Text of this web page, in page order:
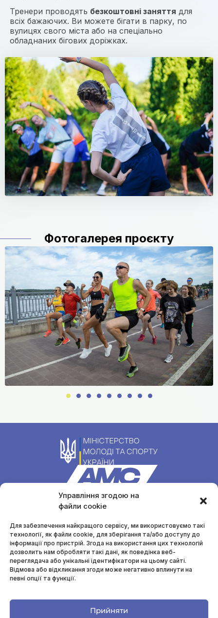
Управління згодою на
файли cookie
Для забезпечення найкращого сервісу, ми використовуємо такі
технології, як файли cookie, для зберігання та/або доступу до
інформації про пристрій. Згода на використання цих технологій
дозволить нам обробляти такі дані, як поведінка веб-
переглядача або унікальні ідентифікатори на цьому сайті.
Відмова або відкликання згоди може негативно вплинути на
певні опції та функції.
Прийняти
Тренери проводять безкоштовні заняття для
всіх бажаючих. Ви можете бігати в парку, по
вулицях свого міста або на спеціально
обладнаних бігових доріжках.
Фотогалерея проєкту
Уповноважена особа з питань запобігання та виявлення
Маргарита Сухина
anti-cor-sportforall@ukr.net
Меню
Інформаційні ресурси
Політика конфіденційності
Cookies